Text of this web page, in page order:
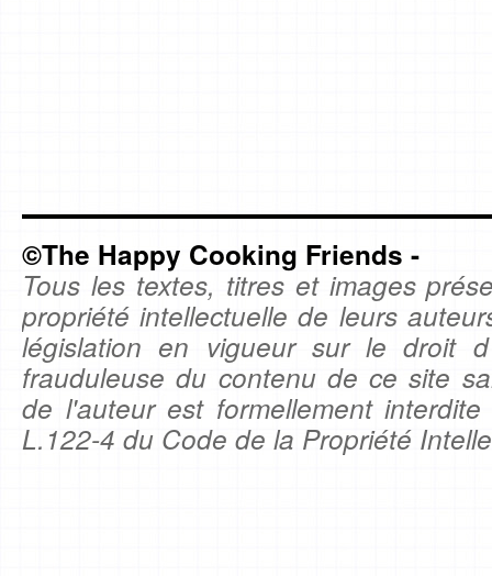
©The Happy Cooking Friends -
Tous les textes, titres et images
propriété intellectuelle de leurs
législation en vigueur sur le droit
frauduleuse du contenu de ce site
de l'auteur est formellement
L.122-4 du Code de la Propriété